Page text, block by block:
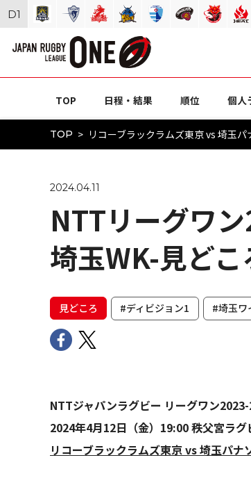
TOP 日程・結果 順位 個人
TOP リコーブラックラムズ東京 vs 埼玉
2024.04.11
NTTリーグワ
埼玉WK-見どこ
見どころ #ディビジョン1 #埼玉ワ
NTTジャパンラグビー リーグワン
2024年4月12日（金）19:00 秩父宮ラ
リコーブラックラムズ東京 vs 埼玉パナ
D1